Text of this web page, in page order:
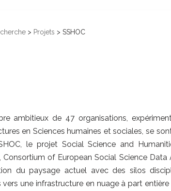
> Projets > SSHOC
ambitieux de 47 organisations,
en Sciences humaines et sociales, se
le projet Social Science and
Consortium of European Social Science
du paysage actuel avec des silos
vers une infrastructure en nuage à part